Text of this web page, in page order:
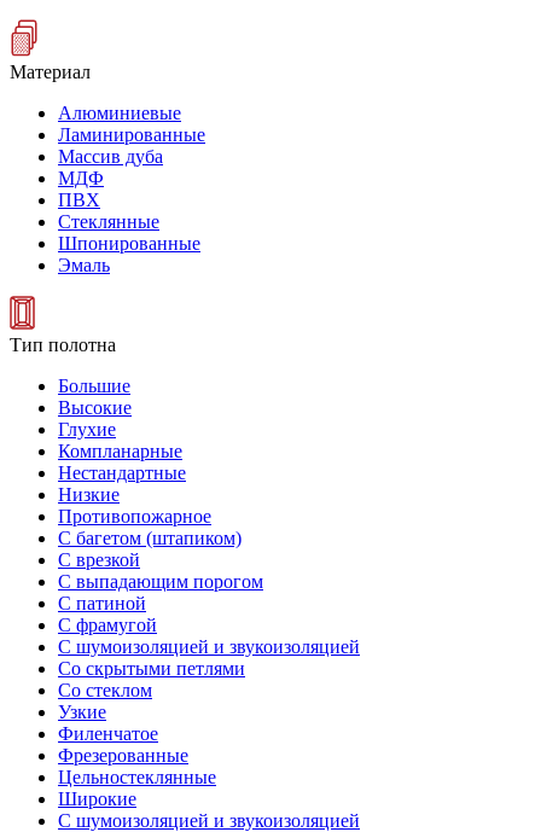
Материал
Алюминиевые
Ламинированные
Массив дуба
МДФ
ПВХ
Стеклянные
Шпонированные
Эмаль
Тип полотна
Большие
Высокие
Глухие
Компланарные
Нестандартные
Низкие
Противопожарное
С багетом (штапиком)
С врезкой
С выпадающим порогом
С патиной
С фрамугой
С шумоизоляцией и звукоизоляцией
Со скрытыми петлями
Со стеклом
Узкие
Филенчатое
Фрезерованные
Цельностеклянные
Широкие
С шумоизоляцией и звукоизоляцией